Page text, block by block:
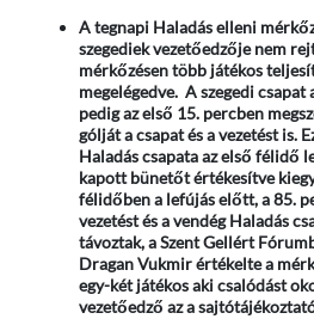
A tegnapi Haladás elleni
szegediek vezetőedzője nem
mérkőzésen több játékos
megelégedve. A szegedi
pedig az első 15. percben
gólját a csapat és a vezetést is.
Haladás csapata az első félidő
kapott bünetőt értékesítve
félidőben a lefújás előtt, a 85.
vezetést és a vendég Haladás
távoztak, a Szent Gellért
Dragan Vukmir értékelte a
egy-két játékos aki csalódást
vezetőedző az a